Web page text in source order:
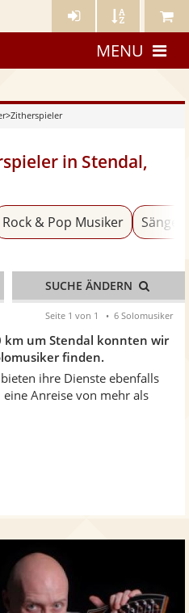
Künstler- Künstler Meine
MENU
>Zitherspieler
in Stendal,
km um Stendal konnten wir
finden.
ihre Dienste ebenfalls
Anreise von mehr als
«Zitherspieler»
Rock & Pop Musiker
SUCHE ÄNDERN
Seite 1 von 1 6 Solomusiker